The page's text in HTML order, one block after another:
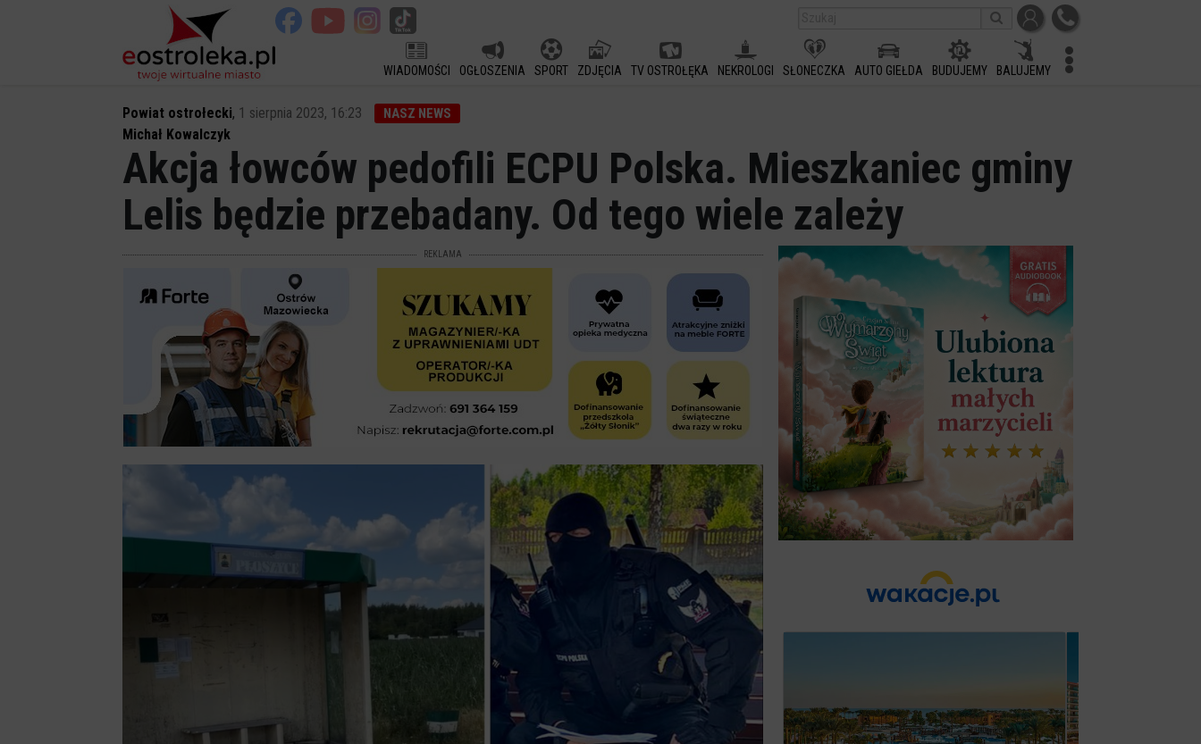
WIADOMOŚCI OGŁOSZENIA SPORT ZDJĘCIA TV OSTROŁĘKA NEKROLOGI SŁONECZKA AUTO GIEŁDA BUDUJEMY BALUJEMY
Powiat ostrołecki, 1 sierpnia 2023, 16:23 NASZ NEWS
Michał Kowalczyk
Akcja łowców pedofili ECPU Polska. Mieszkaniec gminy
Lelis będzie przebadany. Od tego wiele zależy
REKLAMA